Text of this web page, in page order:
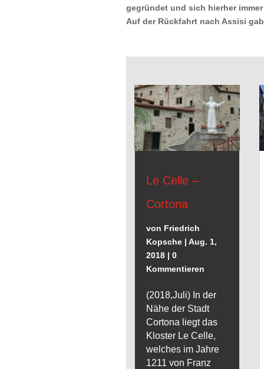
gegründet und sich hierher
Auf der Rückfahrt nach Assisi
Le Celle –
Cortona
von Friedrich
Kopsche| Aug. 1,
2018| 0
Kommentieren
(2018,Juli) In der
Nähe der Stadt
Cortona liegt das
Kloster Le Celle,
welches im Jahre
1211 von Franz